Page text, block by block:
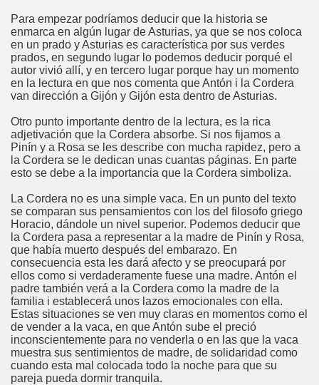
Para empezar podríamos deducir que la historia se
enmarca en algún lugar de Asturias, ya que se nos coloca
en un prado y Asturias es característica por sus verdes
prados, en segundo lugar lo podemos deducir porqué el
autor vivió allí, y en tercero lugar porque hay un momento
en la lectura en que nos comenta que Antón i la Cordera
van dirección a Gijón y Gijón esta dentro de Asturias.
Otro punto importante dentro de la lectura, es la rica
adjetivación que la Cordera absorbe. Si nos fijamos a
Pinín y a Rosa se les describe con mucha rapidez, pero a
la Cordera se le dedican unas cuantas páginas. En parte
esto se debe a la importancia que la Cordera simboliza.
La Cordera no es una simple vaca. En un punto del texto
se comparan sus pensamientos con los del filosofo griego
Horacio, dándole un nivel superior. Podemos deducir que
la Cordera pasa a representar a la madre de Pinín y Rosa,
que había muerto después del embarazo. En
consecuencia esta les dará afecto y se preocupará por
ellos como si verdaderamente fuese una madre. Antón el
padre también verá a la Cordera como la madre de la
familia i establecerá unos lazos emocionales con ella.
Estas situaciones se ven muy claras en momentos como el
de vender a la vaca, en que Antón sube el preció
inconscientemente para no venderla o en las que la vaca
muestra sus sentimientos de madre, de solidaridad como
cuando esta mal colocada todo la noche para que su
pareja pueda dormir tranquila.